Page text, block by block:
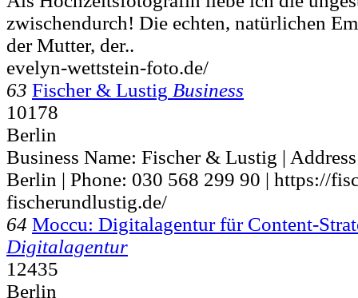
zwischendurch! Die echten, natürlichen
der Mutter, der..
evelyn-wettstein-foto.de/
63 Fischer & Lustig Business
10178
Berlin
Business Name: Fischer & Lustig |
Berlin | Phone: 030 568 299 90 | https://
fischerundlustig.de/
64 Moccu: Digitalagentur für Content-
Digitalagentur
12435
Berlin